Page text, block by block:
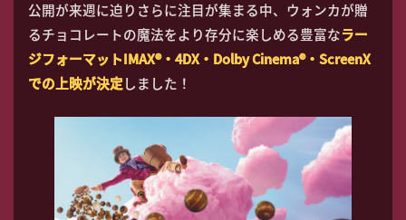
公開が来週に迫りさらに注目が集まる中、ウォンカが贈
るチョコレートの魔法をより存分に楽しめる豊富なラー
ジフォーマットIMAX®・4DX・Dolby Cinema®・ScreenX
での上映が決定しました！